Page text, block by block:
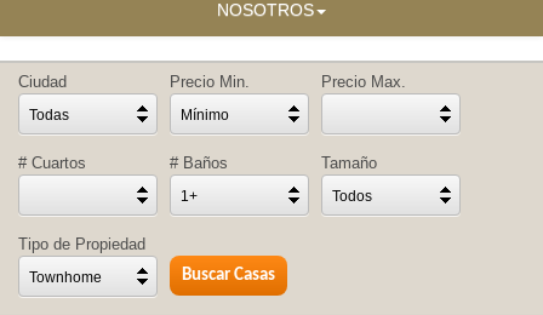
NOSOTROS
Ciudad
Todas
Precio Min.
Mínimo
Precio Max.
# Cuartos # Baños
1+
Tamaño
Todos
Tipo de Propiedad
Townhome